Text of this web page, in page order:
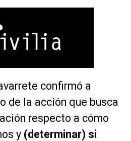
confirmó a
de la acción que busca
respecto a cómo
y (determinar) si